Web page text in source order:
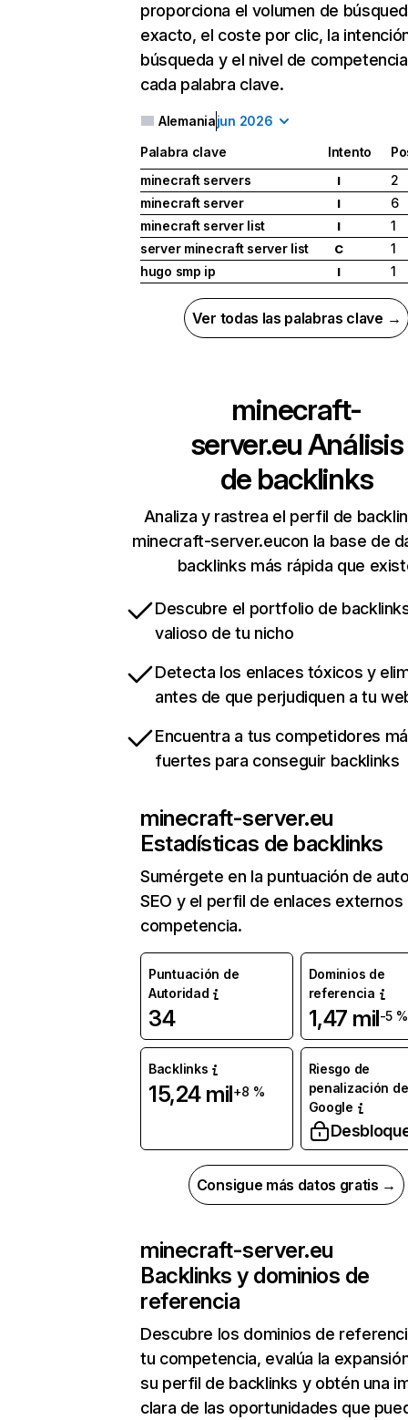
proporciona el volumen de
exacto, el coste por clic, la
búsqueda y el nivel de
cada palabra clave.
Alemaniajun 2026
Palabra clave Intento
minecraft servers
I
2
minecraft server
I
6
minecraft server list
I
1
server minecraft server list
C
1
hugo smp ip
I 1
Ver todas las palabras clave →
minecraft-
server.euAnálisis
de backlinks
Analiza y rastrea el perfil de
minecraft-server.eucon la base de
backlinks más rápida que
Descubre el portfolio de
valioso de tu nicho
Detecta los enlaces tóxicos y
antes de que perjudiquen a tu
Encuentra a tus competidores
fuertes para conseguir backlinks
minecraft-server.eu
Estadísticas de backlinks
Sumérgete en la puntuación de
SEO y el perfil de enlaces externos
competencia.
Puntuación de
Autoridad
34
Dominios de
referencia
1,47 mil-5 %
Backlinks
15,24 mil+8 %
Riesgo de
penalización de
Google
Consigue más datos gratis →
minecraft-server.eu
Backlinks y dominios de
referencia
Descubre los dominios de
tu competencia, evalúa la
su perfil de backlinks y obtén una
clara de las oportunidades que